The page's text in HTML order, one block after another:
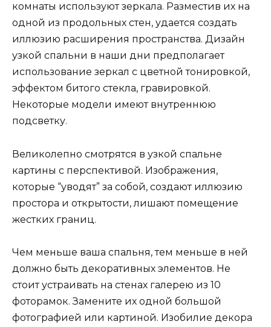
комнаты используют зеркала. Разместив их на
одной из продольных стен, удается создать
иллюзию расширения пространства. Дизайн
узкой спальни в наши дни предполагает
использование зеркал с цветной тонировкой,
эффектом битого стекла, гравировкой.
Некоторые модели имеют внутреннюю
подсветку.
Великолепно смотрятся в узкой спальне
картины с перспективой. Изображения,
которые “уводят” за собой, создают иллюзию
простора и открытости, лишают помещение
жестких границ.
Чем меньше ваша спальня, тем меньше в ней
должно быть декоративных элементов. Не
стоит устраивать на стенах галерею из 10
фоторамок. Замените их одной большой
фотографией или картиной. Изобилие декора